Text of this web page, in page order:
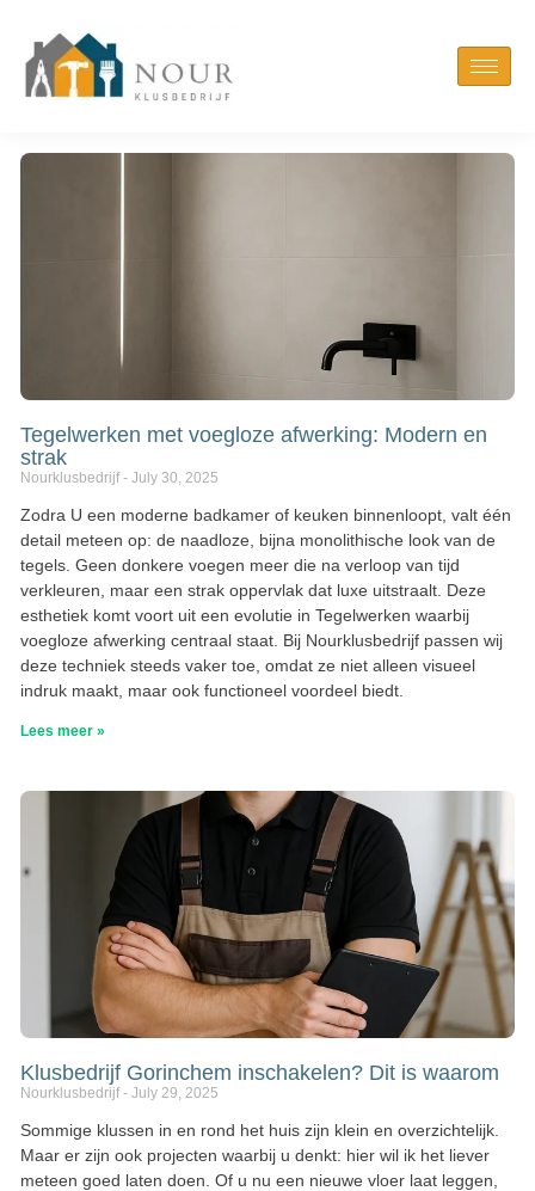
Tegelwerken met voegloze afwerking: Modern en
strak
Nourklusbedrijf July 30, 2025
Zodra U een moderne badkamer of keuken binnenloopt, valt één
detail meteen op: de naadloze, bijna monolithische look van de
tegels. Geen donkere voegen meer die na verloop van tijd
verkleuren, maar een strak oppervlak dat luxe uitstraalt. Deze
esthetiek komt voort uit een evolutie in Tegelwerken waarbij
voegloze afwerking centraal staat. Bij Nourklusbedrijf passen wij
deze techniek steeds vaker toe, omdat ze niet alleen visueel
indruk maakt, maar ook functioneel voordeel biedt.
Lees meer »
Klusbedrijf Gorinchem inschakelen? Dit is waarom
Nourklusbedrijf July 29, 2025
Sommige klussen in en rond het huis zijn klein en overzichtelijk.
Maar er zijn ook projecten waarbij u denkt: hier wil ik het liever
meteen goed laten doen. Of u nu een nieuwe vloer laat leggen,